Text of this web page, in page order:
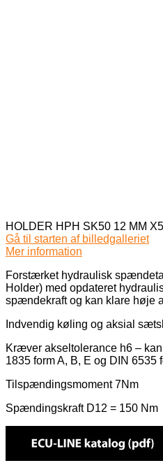
HOLDER HPH SK50 12 MM
Gå til starten af billedgalleriet
Mer information
Forstærket hydraulisk
Holder) med opdateret
spændekraft og kan klare høje
Indvendig køling og aksial
Kræver akseltolerance h6 –
1835 form A, B, E og DIN 6535
Tilspændingsmoment 7Nm
Spændingskraft D12 = 150 Nm